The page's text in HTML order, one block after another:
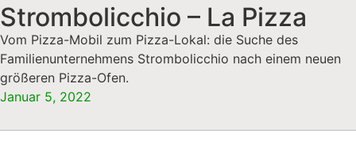
Strombolicchio – La Pizza
Vom Pizza-Mobil zum Pizza-Lokal: die Suche des
Familienunternehmens Strombolicchio nach einem neuen
größeren Pizza-Ofen.
Januar 5, 2022